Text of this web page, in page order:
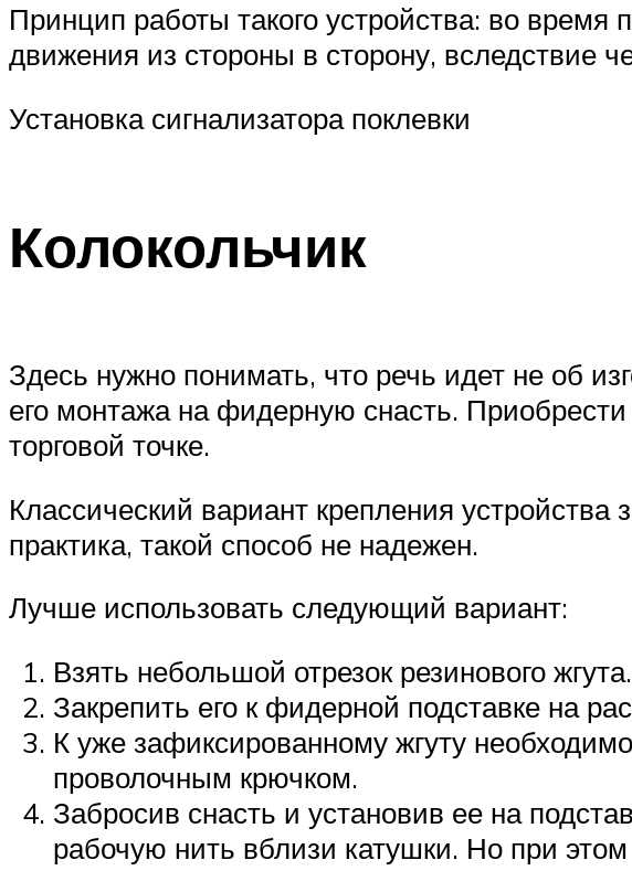
Принцип работы такого устройства: во время
движения из стороны в сторону, вследствие
Установка сигнализатора поклевки
Колокольчик
Здесь нужно понимать, что речь идет не об
его монтажа на фидерную снасть.
торговой точке.
Классический вариант крепления
практика, такой способ не надежен.
Лучше использовать следующий вариант:
Взять небольшой отрезок резинового жгута.
Закрепить его к фидерной подставке на
К уже зафиксированному жгуту
проволочным крючком.
Забросив снасть и установив ее на
рабочую нить вблизи катушки. Но при этом